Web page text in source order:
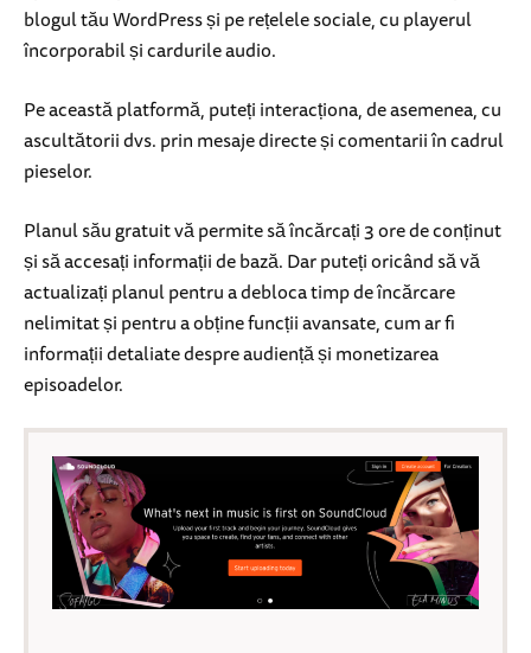
blogul tău WordPress și pe rețelele sociale, cu playerul
încorporabil și cardurile audio.
Pe această platformă, puteți interacționa, de asemenea, cu
ascultătorii dvs. prin mesaje directe și comentarii în cadrul
pieselor.
Planul său gratuit vă permite să încărcați 3 ore de conținut
și să accesați informații de bază. Dar puteți oricând să vă
actualizați planul pentru a debloca timp de încărcare
nelimitat și pentru a obține funcții avansate, cum ar fi
informații detaliate despre audiență și monetizarea
episoadelor.